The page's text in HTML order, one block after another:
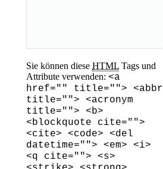
Sie können diese HTML Tags und
Attribute verwenden: <a
href="" title=""> <abbr
title=""> <acronym
title=""> <b>
<blockquote cite="">
<cite> <code> <del
datetime=""> <em> <i>
<q cite=""> <s>